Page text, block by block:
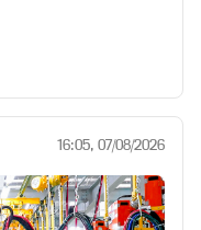
16:05, 07/08/2026